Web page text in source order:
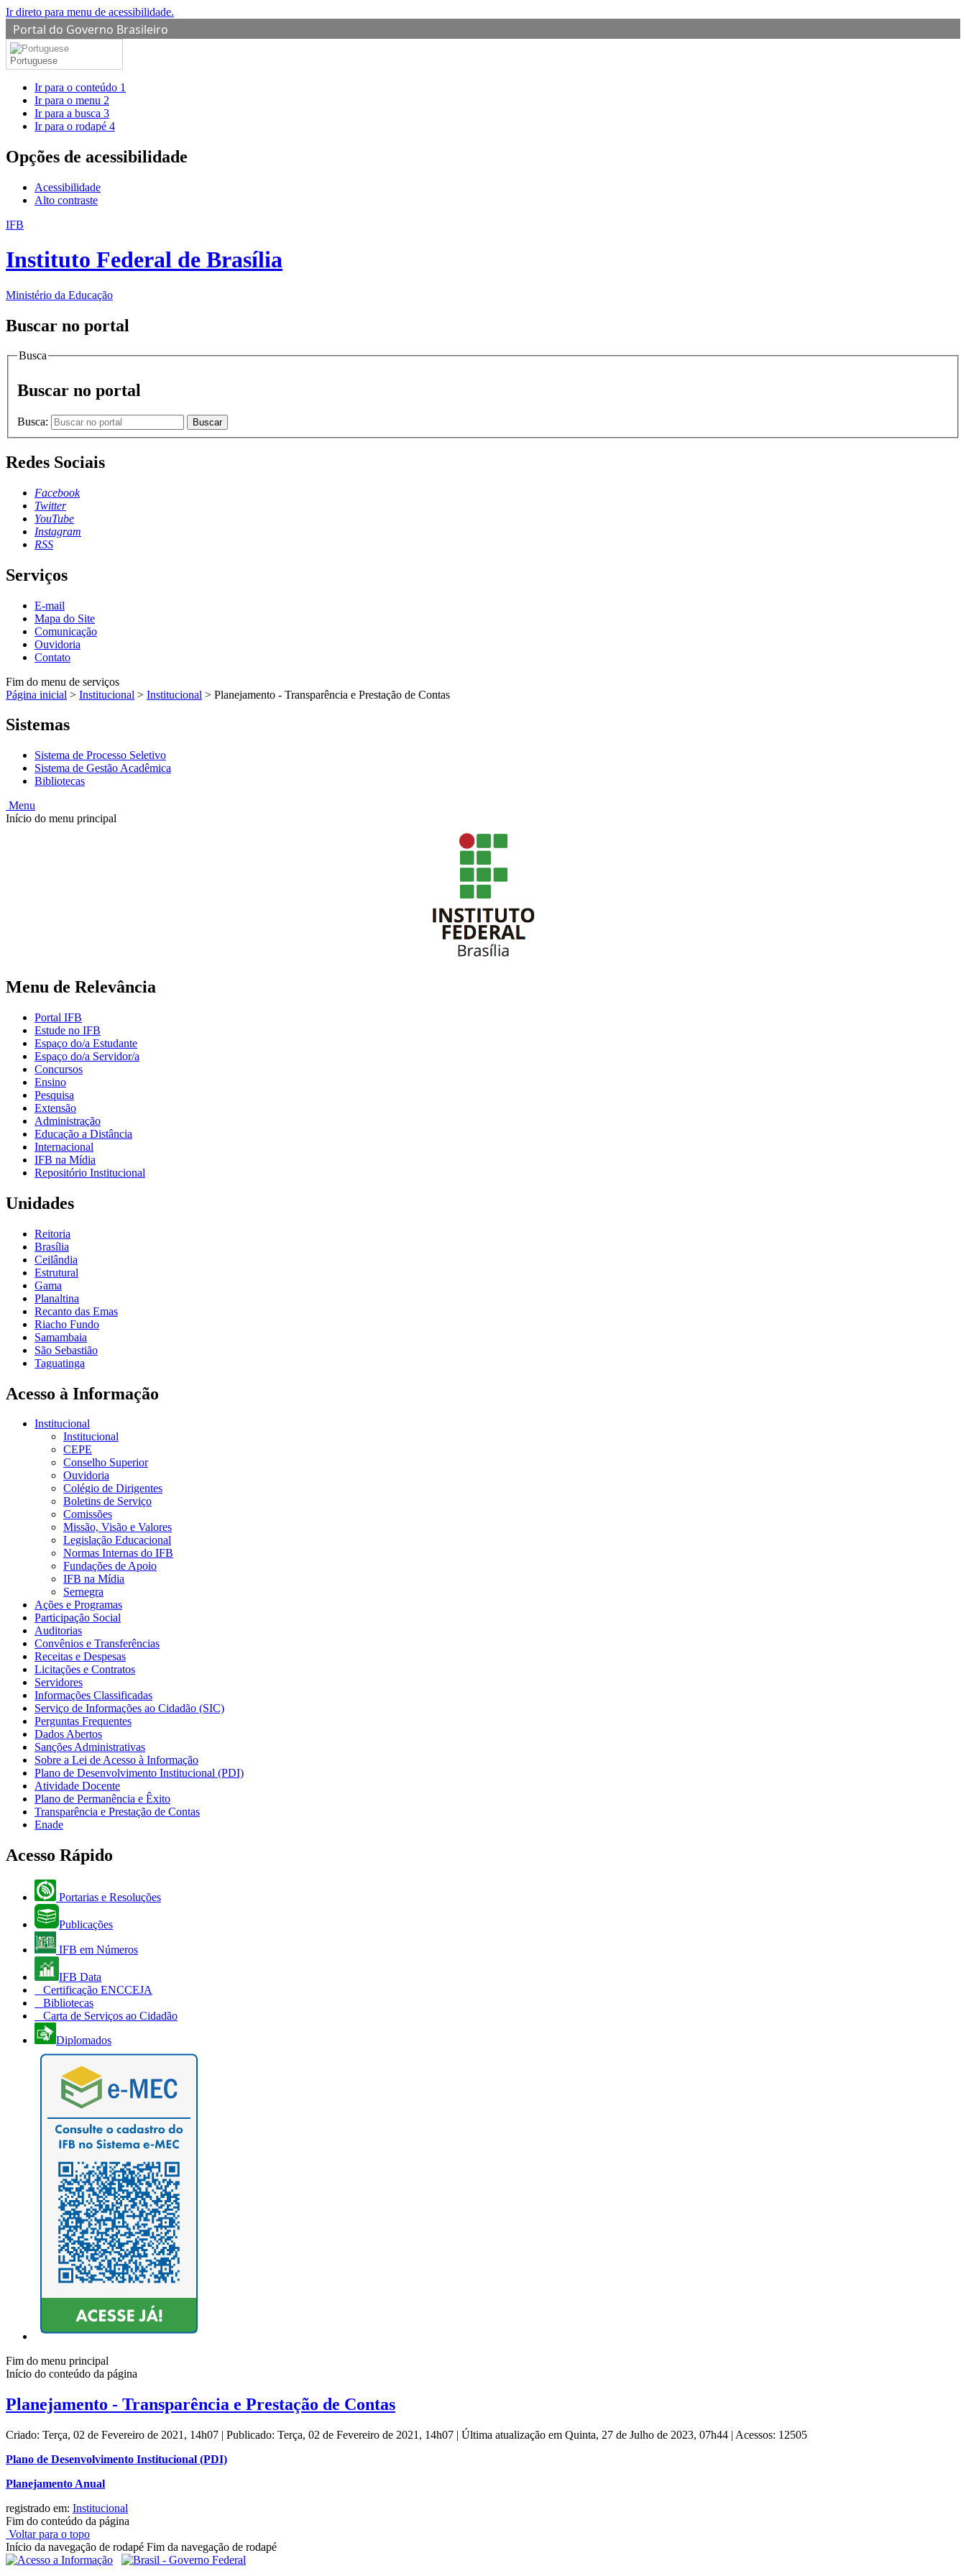
Ir direto para menu de acessibilidade.
Portal do Governo Brasileiro
Portuguese
Ir para o conteúdo 1
Ir para o menu 2
Ir para a busca 3
Ir para o rodapé 4
Opções de acessibilidade
Acessibilidade
Alto contraste
IFB
Instituto Federal de Brasília
Ministério da Educação
Buscar no portal
Busca
Buscar no portal
Busca: Buscar
Redes Sociais
Facebook
Twitter
YouTube
Instagram
RSS
Serviços
E-mail
Mapa do Site
Comunicação
Ouvidoria
Contato
Fim do menu de serviços
Página inicial > Institucional > Institucional > Planejamento - Transparência e Prestação de Contas
Sistemas
Sistema de Processo Seletivo
Sistema de Gestão Acadêmica
Bibliotecas
Menu
Início do menu principal
Menu de Relevância
Portal IFB
Estude no IFB
Espaço do/a Estudante
Espaço do/a Servidor/a
Concursos
Ensino
Pesquisa
Extensão
Administração
Educação a Distância
Internacional
IFB na Mídia
Repositório Institucional
Unidades
Reitoria
Brasília
Ceilândia
Estrutural
Gama
Planaltina
Recanto das Emas
Riacho Fundo
Samambaia
São Sebastião
Taguatinga
Acesso à Informação
Institucional
Institucional
CEPE
Conselho Superior
Ouvidoria
Colégio de Dirigentes
Boletins de Serviço
Comissões
Missão, Visão e Valores
Legislação Educacional
Normas Internas do IFB
Fundações de Apoio
IFB na Mídia
Sernegra
Ações e Programas
Participação Social
Auditorias
Convênios e Transferências
Receitas e Despesas
Licitações e Contratos
Servidores
Informações Classificadas
Serviço de Informações ao Cidadão (SIC)
Perguntas Frequentes
Dados Abertos
Sanções Administrativas
Sobre a Lei de Acesso à Informação
Plano de Desenvolvimento Institucional (PDI)
Atividade Docente
Plano de Permanência e Êxito
Transparência e Prestação de Contas
Enade
Acesso Rápido
Portarias e Resoluções
Publicações
IFB em Números
IFB Data
Certificação ENCCEJA
Bibliotecas
Carta de Serviços ao Cidadão
Diplomados
Fim do menu principal
Início do conteúdo da página
Planejamento - Transparência e Prestação de Contas
Criado: Terça, 02 de Fevereiro de 2021, 14h07 | Publicado: Terça, 02 de Fevereiro de 2021, 14h07 | Última atualização em Quinta, 27 de Julho de 2023, 07h44 | Acessos: 12505
Plano de Desenvolvimento Institucional (PDI)
Planejamento Anual
registrado em: Institucional
Fim do conteúdo da página
Voltar para o topo
Início da navegação de rodapé Fim da navegação de rodapé